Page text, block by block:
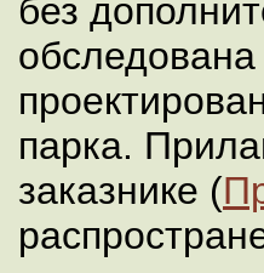
без
парка.
заказнике (